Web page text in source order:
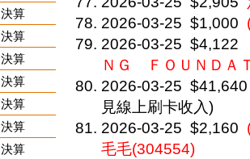
算
算
算
算
算
算
算
2026-03-25 $1,000
2026-03-25 $4,122
ＮＧ ＦＯＵＮＤＡ
2026-03-25 $41,640
見線上刷卡收入)
2026-03-25 $2,160
毛毛(304554)